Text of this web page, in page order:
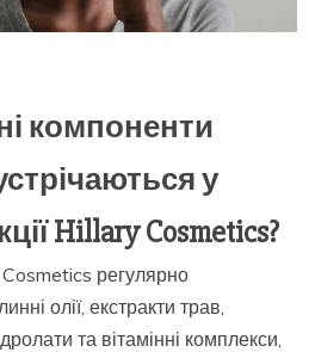
компоненти
у
Hillary Cosmetics?
Cosmetics регулярно
олії, екстракти трав,
та вітамінні комплекси,